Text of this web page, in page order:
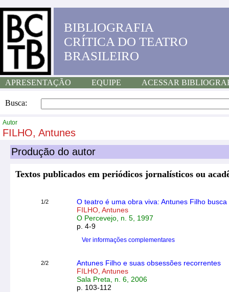
BIBLIOGRAFIA
CRÍTICA DO TEATRO
BRASILEIRO
APRESENTAÇÃO EQUIPE ACESSAR
Busca:
Autor
FILHO, Antunes
Produção do autor
Textos publicados em periódicos jornalísticos ou
1/2
O teatro é uma obra viva: Antunes Filho
FILHO, Antunes
O Percevejo, n. 5, 1997
p. 4-9
Ver informações complementares
2/2
Antunes Filho e suas obsessões recorrentes
FILHO, Antunes
Sala Preta, n. 6, 2006
p. 103-112